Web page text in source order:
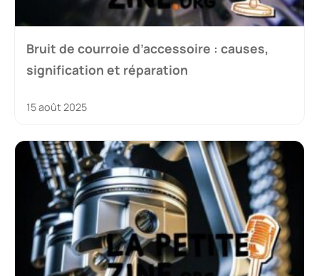
Bruit de courroie d’accessoire : causes,
signification et réparation
15 août 2025